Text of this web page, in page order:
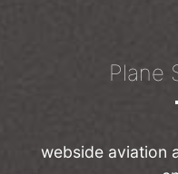
Plane
webside aviation